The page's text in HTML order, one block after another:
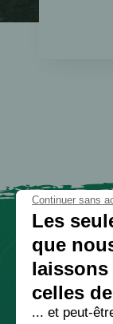
Continuer sans
Les
que
celles
... et peut-